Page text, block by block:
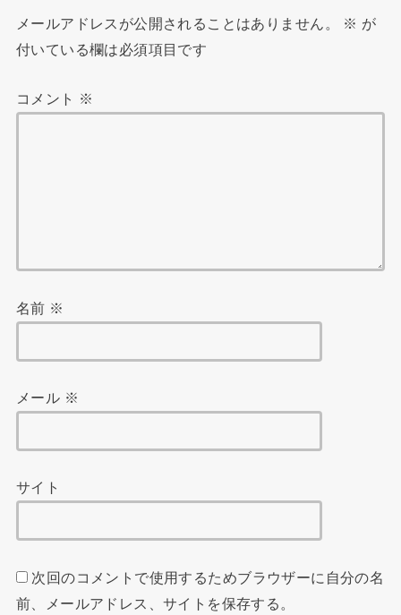
メールアドレスが公開されることはありません。 ※ が
付いている欄は必須項目です
コメント ※
名前 ※
メール ※
サイト
次回のコメントで使用するためブラウザーに自分の名
前、メールアドレス、サイトを保存する。